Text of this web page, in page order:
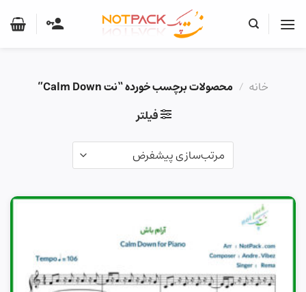
خانه / محصولات برچسب خورده “نت Calm Down”
فیلتر